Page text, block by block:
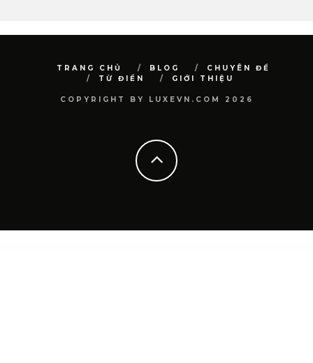
TRANG CHỦ BLOG
CHUYÊN ĐỀ
TỪ ĐIỂN
GIỚI THIỆU
COPYRIGHT BY LUXEVN.COM 2026